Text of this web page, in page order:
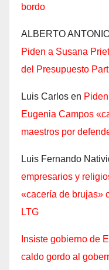
bordo
ALBERTO
Piden a Susana
del Presupuesto
Luis Carlos en
Eugenia Campos
maestros por
Luis Fernando
empresarios y
«cacería de brujas»
LTG
Insiste gobierno de
caldo gordo al